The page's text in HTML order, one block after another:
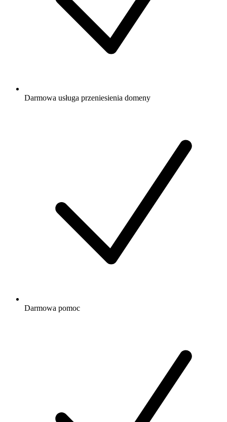
Darmowa usługa przeniesienia domeny
Darmowa pomoc